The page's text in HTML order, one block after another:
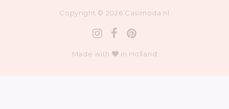
Copyright © 2026 Casimoda.nl
Made with in Holland